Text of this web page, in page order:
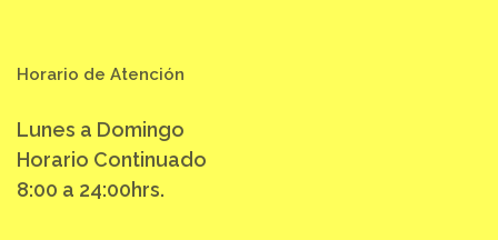
Horario de Atención
Lunes a Domingo
Horario Continuado
8:00 a 24:00hrs.